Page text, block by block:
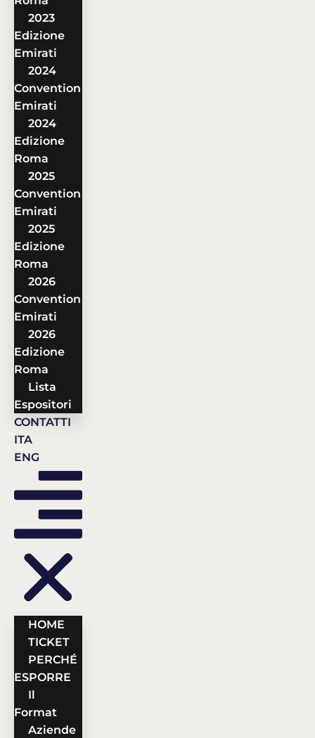
2023
Edizione
Emirati
2024
Convention
Emirati
2024
Edizione
Roma
2025
Convention
Emirati
2025
Edizione
Roma
2026
Convention
Emirati
2026
Edizione
Roma
Lista
Espositori
CONTATTI
ITA
ENG
HOME
TICKET
PERCHÉ
ESPORRE
Il
Format
Aziende